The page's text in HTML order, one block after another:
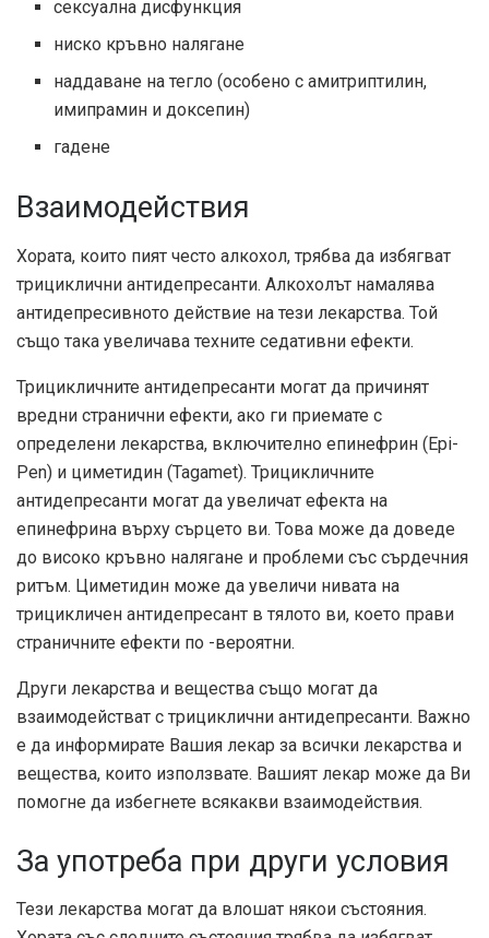
сексуална дисфункция
ниско кръвно налягане
наддаване на тегло (особено с амитриптилин,
имипрамин и доксепин)
гадене
Взаимодействия
Хората, които пият често алкохол, трябва да избягват
трициклични антидепресанти. Алкохолът намалява
антидепресивното действие на тези лекарства. Той
също така увеличава техните седативни ефекти.
Трицикличните антидепресанти могат да причинят
вредни странични ефекти, ако ги приемате с
определени лекарства, включително епинефрин (Epi-
Pen) и циметидин (Tagamet). Трицикличните
антидепресанти могат да увеличат ефекта на
епинефрина върху сърцето ви. Това може да доведе
до високо кръвно налягане и проблеми със сърдечния
ритъм. Циметидин може да увеличи нивата на
трицикличен антидепресант в тялото ви, което прави
страничните ефекти по -вероятни.
Други лекарства и вещества също могат да
взаимодействат с трициклични антидепресанти. Важно
е да информирате Вашия лекар за всички лекарства и
вещества, които използвате. Вашият лекар може да Ви
помогне да избегнете всякакви взаимодействия.
За употреба при други условия
Тези лекарства могат да влошат някои състояния.